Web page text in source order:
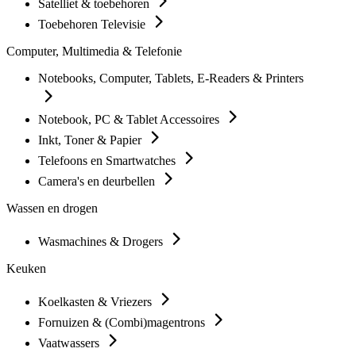
Satelliet & toebehoren
Toebehoren Televisie
Computer, Multimedia & Telefonie
Notebooks, Computer, Tablets, E-Readers & Printers
Notebook, PC & Tablet Accessoires
Inkt, Toner & Papier
Telefoons en Smartwatches
Camera's en deurbellen
Wassen en drogen
Wasmachines & Drogers
Keuken
Koelkasten & Vriezers
Fornuizen & (Combi)magentrons
Vaatwassers